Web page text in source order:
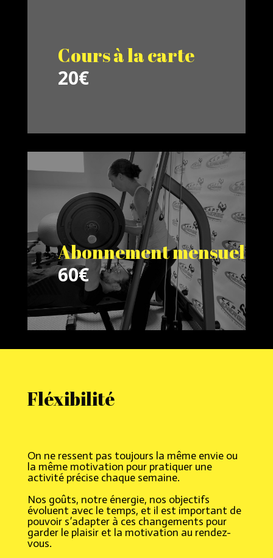
Cours à la carte
20€
Abonnement mensuel
60€
Fléxibilité
On ne ressent pas toujours la même envie ou
la même motivation pour pratiquer une
activité précise chaque semaine.
Nos goûts, notre énergie, nos objectifs
évoluent avec le temps, et il est important de
pouvoir s’adapter à ces changements pour
garder le plaisir et la motivation au rendez-
vous.